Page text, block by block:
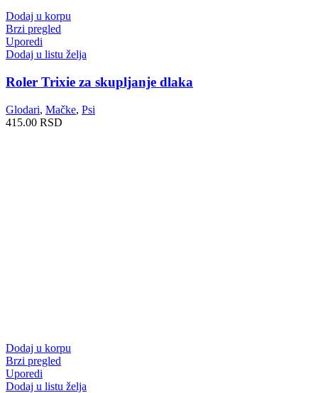
Dodaj u korpu
Brzi pregled
Uporedi
Dodaj u listu želja
Roler Trixie za skupljanje dlaka
Glodari, Mačke, Psi
415.00 RSD
Dodaj u korpu
Brzi pregled
Uporedi
Dodaj u listu želja